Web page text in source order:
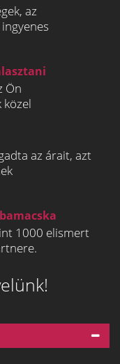
az
Ön
közel
az árait, azt
1000 elismert